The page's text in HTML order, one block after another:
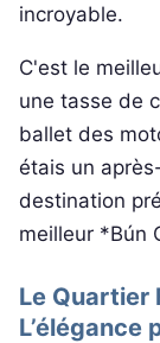
incroyable.
C'est le
une tasse de
ballet des
étais un
destination
meilleur *Bún
Le Quartier
L’élégance